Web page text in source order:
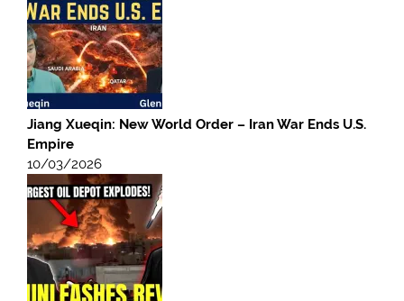
Jiang Xueqin: New World Order – Iran War Ends U.S.
Empire
10/03/2026